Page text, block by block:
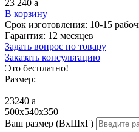
23 240 a
В корзину
Срок изготовления: 10-15
Гарантия: 12 месяцев
Задать вопрос по товару
Заказать консультацию
Это бесплатно!
Размер:
23240 a
500х540х350
Ваш размер (ВхШхГ)